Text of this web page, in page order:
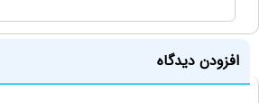
افزودن دیدگاه